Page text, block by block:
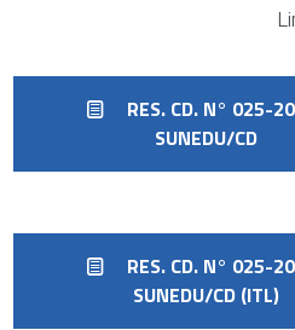
RES. CD. N° 025-
SUNEDU/CD
RES. CD. N° 025-
SUNEDU/CD (ITL)